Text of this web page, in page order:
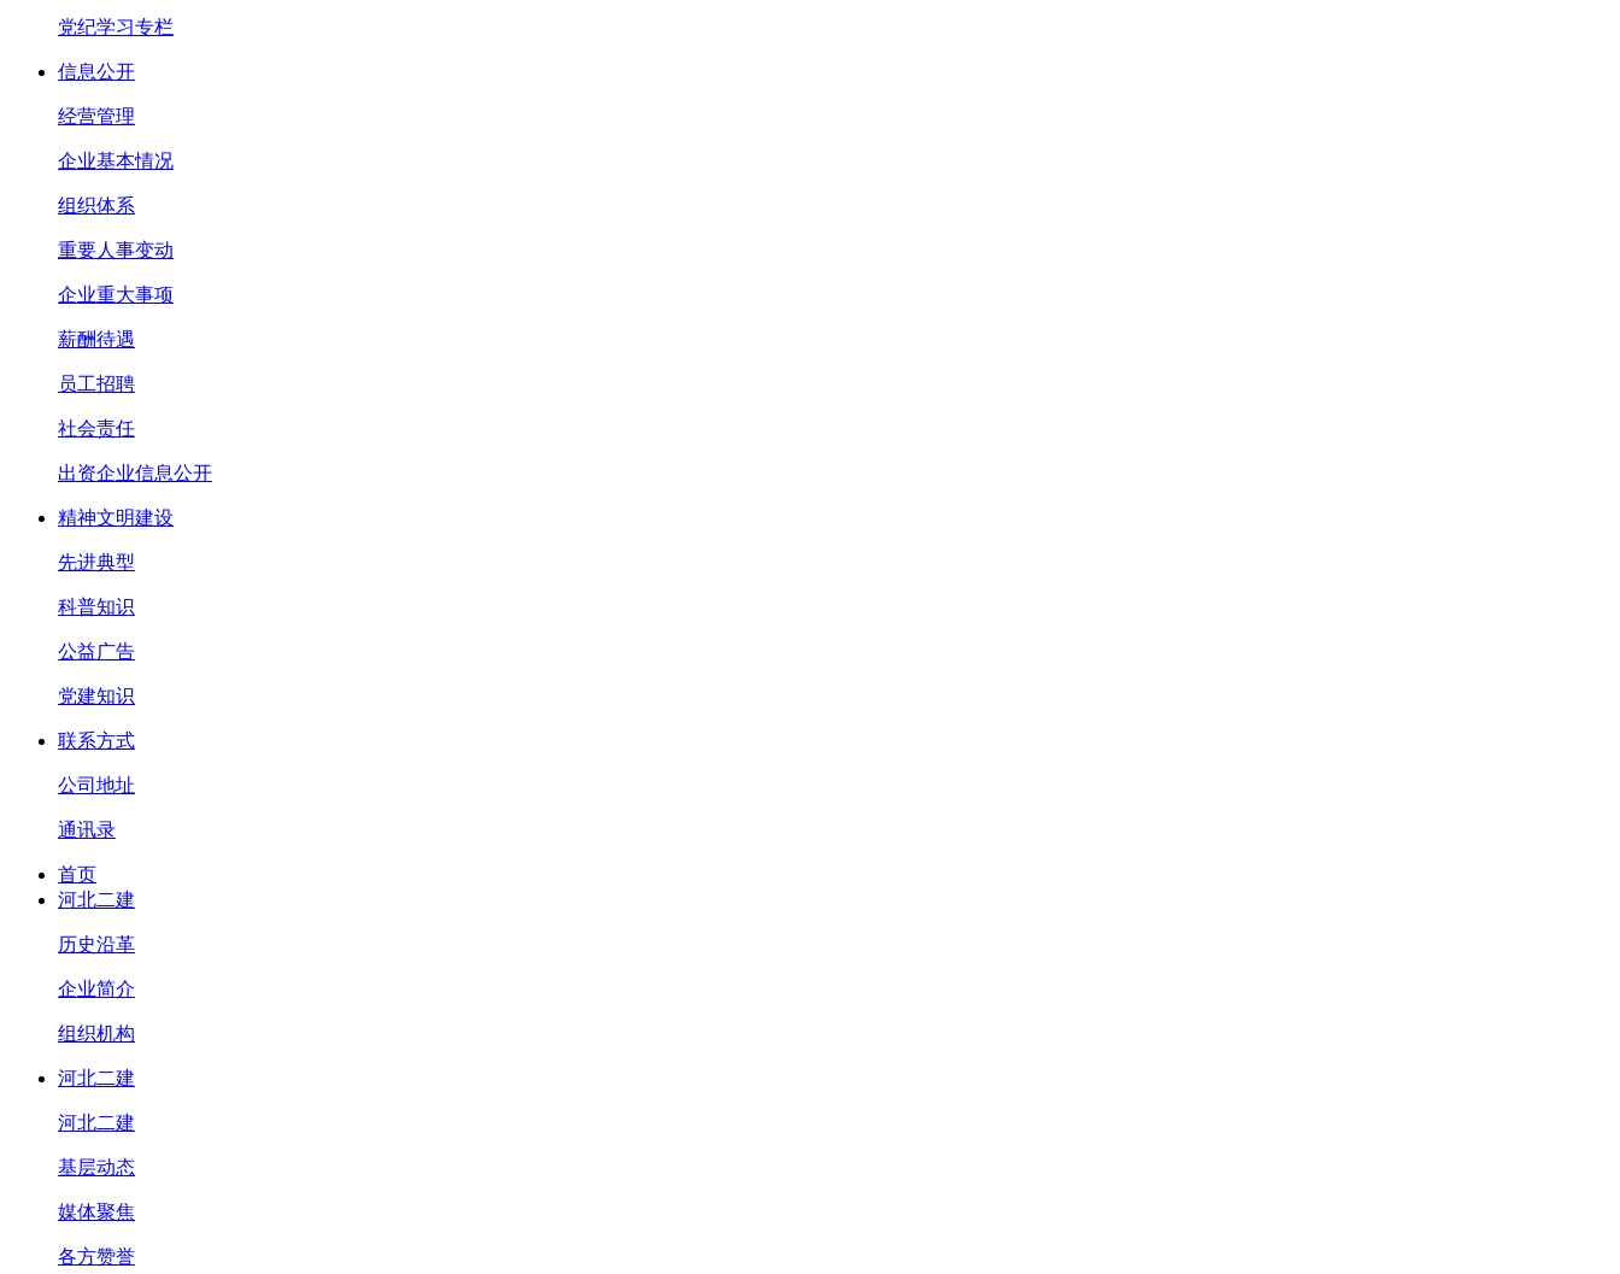
党纪学习专栏
信息公开
经营管理
企业基本情况
组织体系
重要人事变动
企业重大事项
薪酬待遇
员工招聘
社会责任
出资企业信息公开
精神文明建设
先进典型
科普知识
公益广告
党建知识
联系方式
公司地址
通讯录
首页
河北二建
历史沿革
企业简介
组织机构
河北二建
河北二建
基层动态
媒体聚焦
各方赞誉